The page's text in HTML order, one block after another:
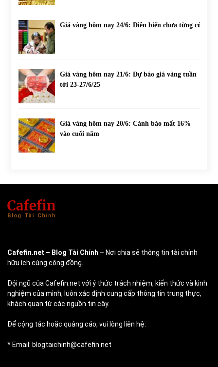
Giá vàng hôm nay 24/6: Diễn biến chưa từng có
Giá vàng hôm nay 21/6: Dự báo giá vàng tuần
tới 23-27/6/25
Giá vàng hôm nay 20/6: Cảnh báo mất 16%
vào cuối năm
Cafefin.net – Blog Tài Chính – Nơi chia sẻ thông tin tài chính
hữu ích cùng cộng đồng.
Đội ngũ của Cafefin.net với ý thức trách nhiệm, kiến thức và kinh
nghiệm của mình, luôn xác định cung cấp thông tin trung thực,
khách quan từ các nguồn tin cậy.
Để cộng tác hoặc quảng cáo, vui lòng liên hệ:
* Email: blogtaichinh@cafefin.net